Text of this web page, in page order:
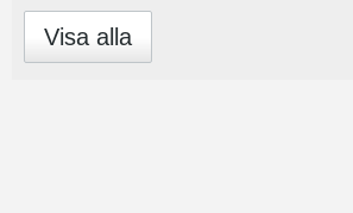
Visa alla